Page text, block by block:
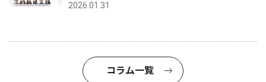
2026.01.31
コラム一覧